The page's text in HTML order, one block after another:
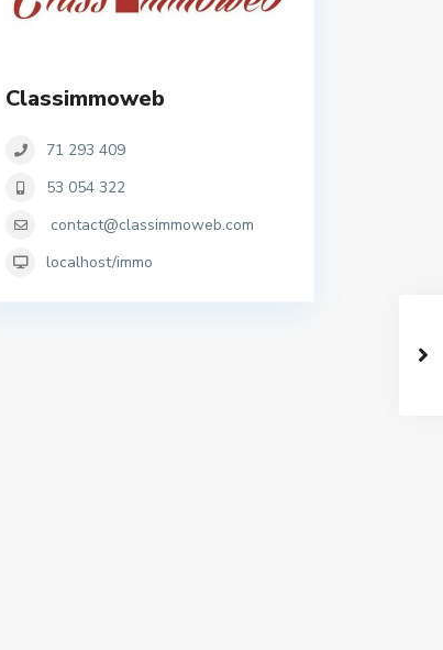
Classimmoweb
71 293 409
53 054 322
contact@classimmoweb.com
localhost/immo